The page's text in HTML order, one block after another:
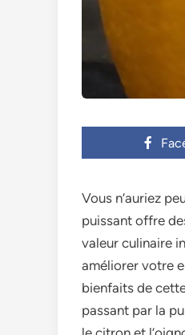
Vous n’auriez
puissant offre
valeur culinaire
améliorer votre
bienfaits de
passant par la